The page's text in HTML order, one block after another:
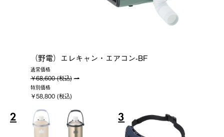
（野電）エレキャン・エアコン-BF
通常価格
￥68,600 (税込)
特別価格
￥58,800 (税込)
2 3